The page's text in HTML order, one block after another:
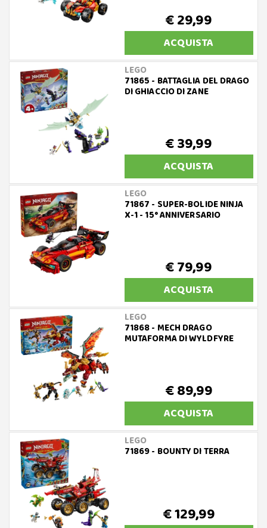
€ 29,99
ACQUISTA
LEGO
71865 - BATTAGLIA DEL DRAGO
DI GHIACCIO DI ZANE
€ 39,99
ACQUISTA
LEGO
71867 - SUPER-BOLIDE NINJA
X-1 - 15° ANNIVERSARIO
€ 79,99
ACQUISTA
LEGO
71868 - MECH DRAGO
MUTAFORMA DI WYLDFYRE
€ 89,99
ACQUISTA
LEGO
71869 - BOUNTY DI TERRA
€ 129,99